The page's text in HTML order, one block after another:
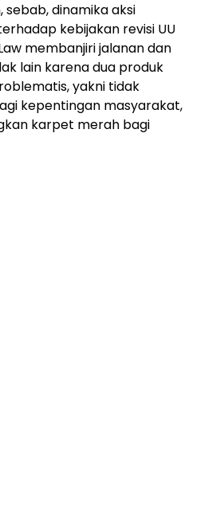
sebab, dinamika aksi
kebijakan revisi UU
membanjiri jalanan dan
lain karena dua produk
yakni tidak
kepentingan masyarakat,
karpet merah bagi